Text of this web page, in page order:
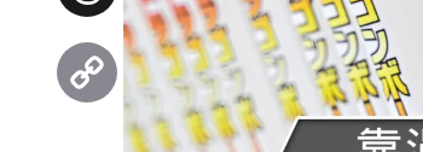
Threads
Copy